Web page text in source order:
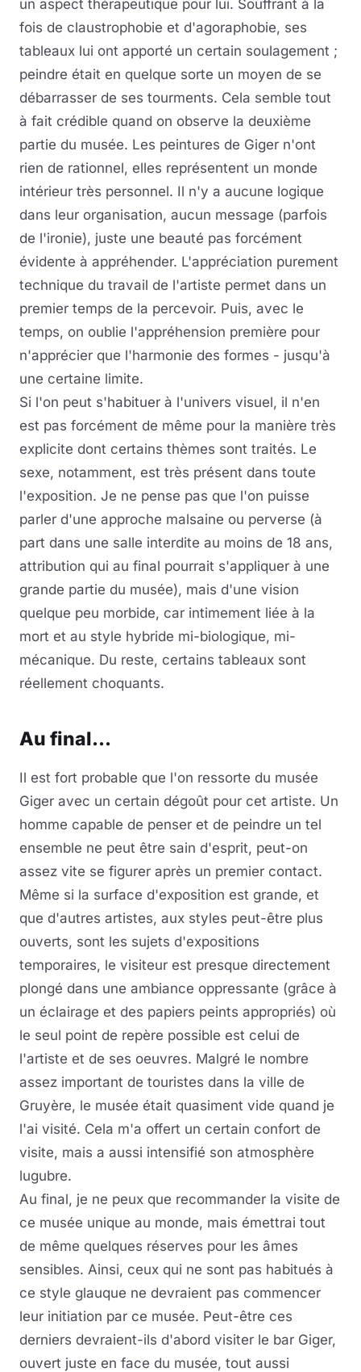
un aspect thérapeutique pour lui. Souffrant à la
fois de claustrophobie et d'agoraphobie, ses
tableaux lui ont apporté un certain soulagement ;
peindre était en quelque sorte un moyen de se
débarrasser de ses tourments. Cela semble tout
à fait crédible quand on observe la deuxième
partie du musée. Les peintures de Giger n'ont
rien de rationnel, elles représentent un monde
intérieur très personnel. Il n'y a aucune logique
dans leur organisation, aucun message (parfois
de l'ironie), juste une beauté pas forcément
évidente à appréhender. L'appréciation purement
technique du travail de l'artiste permet dans un
premier temps de la percevoir. Puis, avec le
temps, on oublie l'appréhension première pour
n'apprécier que l'harmonie des formes - jusqu'à
une certaine limite.
Si l'on peut s'habituer à l'univers visuel, il n'en
est pas forcément de même pour la manière très
explicite dont certains thèmes sont traités. Le
sexe, notamment, est très présent dans toute
l'exposition. Je ne pense pas que l'on puisse
parler d'une approche malsaine ou perverse (à
part dans une salle interdite au moins de 18 ans,
attribution qui au final pourrait s'appliquer à une
grande partie du musée), mais d'une vision
quelque peu morbide, car intimement liée à la
mort et au style hybride mi-biologique, mi-
mécanique. Du reste, certains tableaux sont
réellement choquants.
Au final...
Il est fort probable que l'on ressorte du musée
Giger avec un certain dégoût pour cet artiste. Un
homme capable de penser et de peindre un tel
ensemble ne peut être sain d'esprit, peut-on
assez vite se figurer après un premier contact.
Même si la surface d'exposition est grande, et
que d'autres artistes, aux styles peut-être plus
ouverts, sont les sujets d'expositions
temporaires, le visiteur est presque directement
plongé dans une ambiance oppressante (grâce à
un éclairage et des papiers peints appropriés) où
le seul point de repère possible est celui de
l'artiste et de ses oeuvres. Malgré le nombre
assez important de touristes dans la ville de
Gruyère, le musée était quasiment vide quand je
l'ai visité. Cela m'a offert un certain confort de
visite, mais a aussi intensifié son atmosphère
lugubre.
Au final, je ne peux que recommander la visite de
ce musée unique au monde, mais émettrai tout
de même quelques réserves pour les âmes
sensibles. Ainsi, ceux qui ne sont pas habitués à
ce style glauque ne devraient pas commencer
leur initiation par ce musée. Peut-être ces
derniers devraient-ils d'abord visiter le bar Giger,
ouvert juste en face du musée, tout aussi